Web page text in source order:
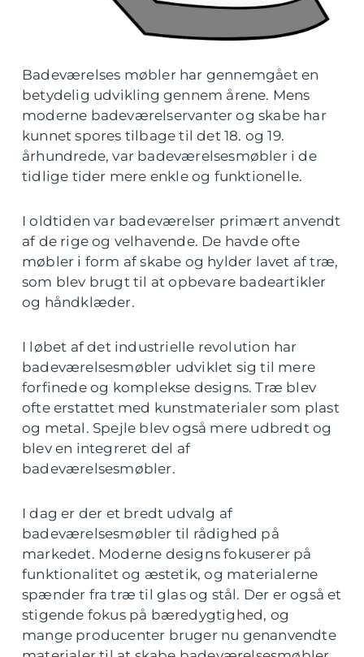
Badeværelses møbler har gennemgået en
betydelig udvikling gennem årene. Mens
moderne badeværelservanter og skabe har
kunnet spores tilbage til det 18. og 19.
århundrede, var badeværelsesmøbler i de
tidlige tider mere enkle og funktionelle.
I oldtiden var badeværelser primært anvendt
af de rige og velhavende. De havde ofte
møbler i form af skabe og hylder lavet af træ,
som blev brugt til at opbevare badeartikler
og håndklæder.
I løbet af det industrielle revolution har
badeværelsesmøbler udviklet sig til mere
forfinede og komplekse designs. Træ blev
ofte erstattet med kunstmaterialer som plast
og metal. Spejle blev også mere udbredt og
blev en integreret del af
badeværelsesmøbler.
I dag er der et bredt udvalg af
badeværelsesmøbler til rådighed på
markedet. Moderne designs fokuserer på
funktionalitet og æstetik, og materialerne
spænder fra træ til glas og stål. Der er også et
stigende fokus på bæredygtighed, og
mange producenter bruger nu genanvendte